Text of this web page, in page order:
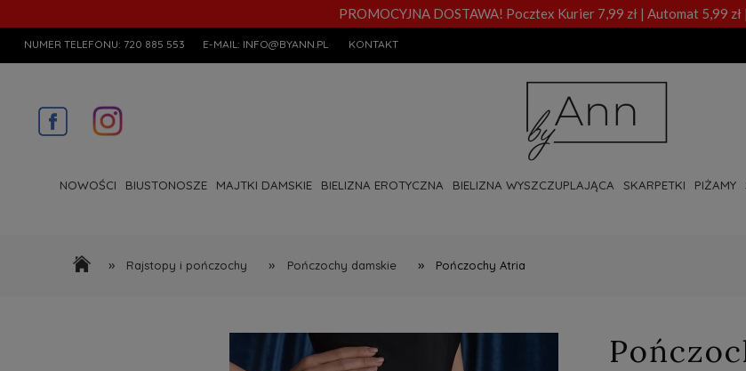
PROMOCYJNA DOSTAWA! Pocztex Kurier 7,99 zł | Automat 5,99 zł
NUMER TELEFONU: 720 885 553 E-MAIL: INFO@BYANN.PL KONTAKT
NOWOŚCI BIUSTONOSZE MAJTKI DAMSKIE BIELIZNA EROTYCZNA BIELIZNA WYSZCZUPLAJĄCA SKARPETKI PIŻAMY
» Rajstopy i pończochy » Pończochy damskie » Pończochy Atria